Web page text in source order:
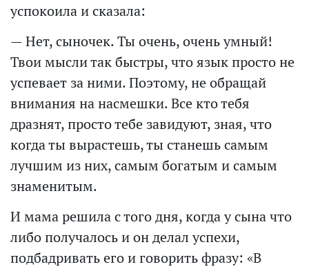
успокоила и сказала:
— Нет, сыночек. Ты очень, очень умный!
Твои мысли так быстры, что язык просто не
успевает за ними. Поэтому, не обращай
внимания на насмешки. Все кто тебя
дразнят, просто тебе завидуют, зная, что
когда ты вырастешь, ты станешь самым
лучшим из них, самым богатым и самым
знаменитым.
И мама решила с того дня, когда у сына что
либо получалось и он делал успехи,
подбадривать его и говорить фразу: «В